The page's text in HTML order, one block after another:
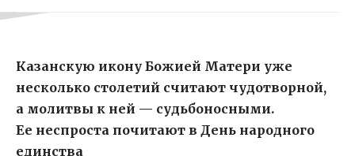
Казанскую икону Божией Матери уже
несколько столетий считают чудотворной,
а молитвы к ней — судьбоносными.
Ее неспроста почитают в День народного
единства